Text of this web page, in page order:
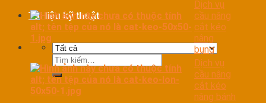
Tài liệu kỹ thuật
Tìm
kiếm:
Dịch vụ
cầu nâng
cắt kéo
nâng
bụng
Dịch vụ
cầu nâng
cắt kéo
nâng bánh